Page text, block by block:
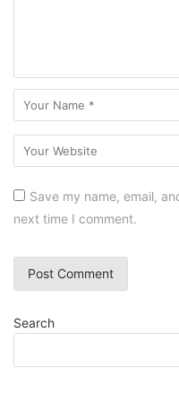
Save my name, email,
next time I comment.
Search